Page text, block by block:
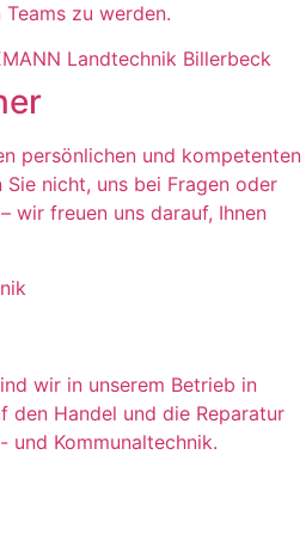
zu werden.
persönlichen und kompetenten
nicht, uns bei Fragen oder
wir freuen uns darauf, Ihnen
wir in unserem Betrieb in
den Handel und die Reparatur
und Kommunaltechnik.